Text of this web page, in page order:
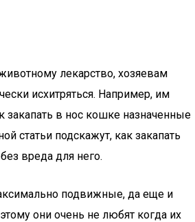
лекарство, хозяевам
исхитряться. Например, им
закапать в нос кошке назначенные
статьи подскажут, как закапать
вреда для него.
подвижные, да еще и
они очень не любят когда их